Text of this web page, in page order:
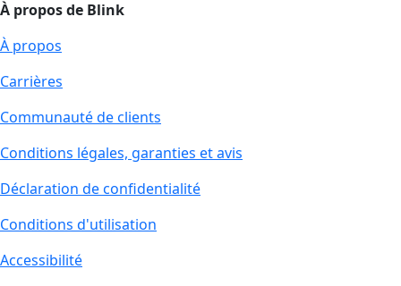
À propos de Blink
À propos
Carrières
Communauté de clients
Conditions légales, garanties et avis
Déclaration de confidentialité
Conditions d'utilisation
Accessibilité